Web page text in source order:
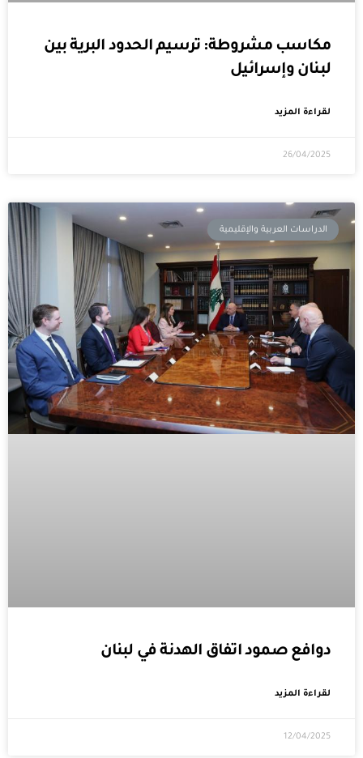
مكاسب مشروطة: ترسيم الحدود البرية بين
لبنان وإسرائيل
لقراءة المزيد
26/04/2025
الدراسات العربية والإقليمية
دوافع صمود اتفاق الهدنة في لبنان
لقراءة المزيد
12/04/2025